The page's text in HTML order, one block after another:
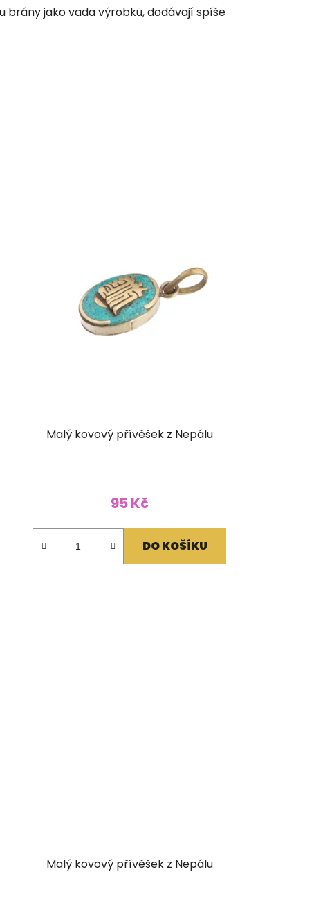
brány jako vada výrobku, dodávají spíše
Malý kovový přívěšek z Nepálu
95 Kč
DO KOŠÍKU
Malý kovový přívěšek z Nepálu